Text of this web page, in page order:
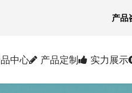
中心 产品定制 实力展示
产品